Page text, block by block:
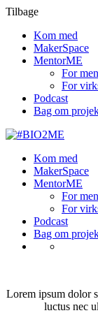
Tilbage
Kom med
MakerSpace
MentorME
For
For
Podcast
Bag om
Kom med
MakerSpace
MentorME
For
For
Podcast
Bag om
Lorem ipsum dolor
luctus nec